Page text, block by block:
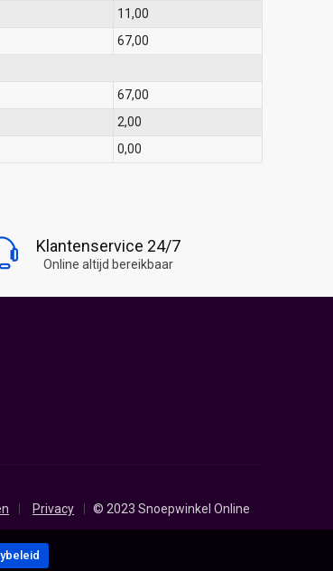
11,00
67,00
67,00
2,00
0,00
Klantenservice 24/7
Online altijd bereikbaar
Volg Snoepwinkel Online
Privacy © 2023 Snoepwinkel Online